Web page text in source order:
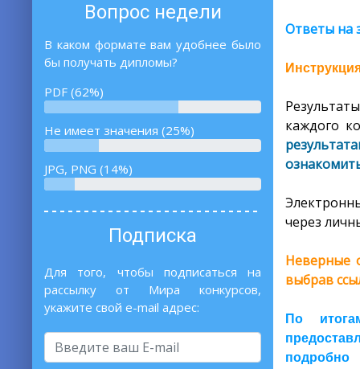
Вопрос недели
В каком формате вам удобнее было
бы получать дипломы?
PDF (62%)
Не имеет значения (25%)
JPG, PNG (14%)
Подписка
Для того, чтобы подписаться на
рассылку от Мира конкурсов,
укажите свой e-mail адрес:
Ответы на
каждого
через
Неверные
выбрав
По
подробно